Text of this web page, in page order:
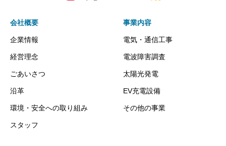
会社概要
企業情報
経営理念
ごあいさつ
沿革
環境・安全への取り組み
スタッフ
事業内容
電気・通信工事
電波障害調査
太陽光発電
EV充電設備
その他の事業